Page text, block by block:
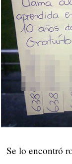
Se lo encontró